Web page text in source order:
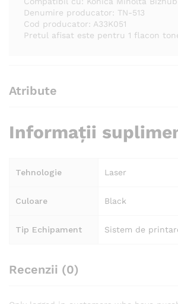
Denumire producator: TN-513
Cod producator: A33K051
Pretul afisat este pentru 1 flacon
Atribute
Informații
Tehnologie Laser
Culoare Black
Tip Echipament Sistem de
Recenzii (0)